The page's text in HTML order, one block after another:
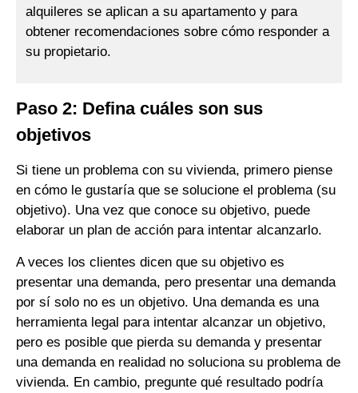
alquileres se aplican a su apartamento y para
obtener recomendaciones sobre cómo responder a
su propietario.
Paso 2: Defina cuáles son sus
objetivos
Si tiene un problema con su vivienda, primero piense
en cómo le gustaría que se solucione el problema (su
objetivo). Una vez que conoce su objetivo, puede
elaborar un plan de acción para intentar alcanzarlo.
A veces los clientes dicen que su objetivo es
presentar una demanda, pero presentar una demanda
por sí solo no es un objetivo. Una demanda es una
herramienta legal para intentar alcanzar un objetivo,
pero es posible que pierda su demanda y presentar
una demanda en realidad no soluciona su problema de
vivienda. En cambio, pregunte qué resultado podría